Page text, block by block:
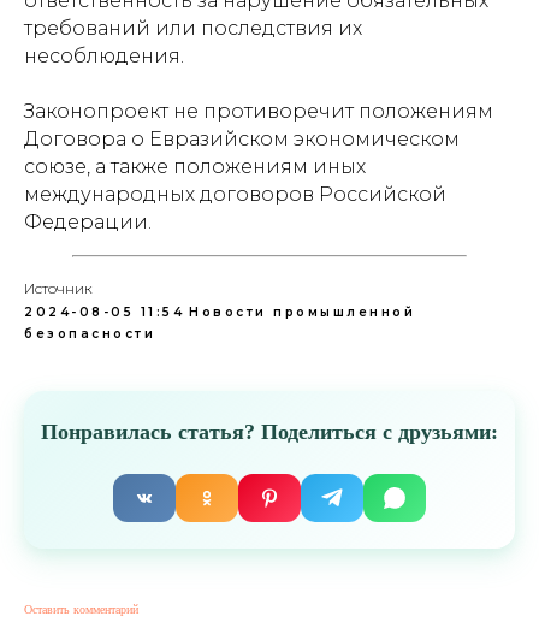
требований или последствия их
несоблюдения.
Законопроект не противоречит положениям
Договора о Евразийском экономическом
союзе, а также положениям иных
международных договоров Российской
Федерации.
Источник
2024-08-05 11:54 Новости промышленной
безопасности
Понравилась статья? Поделиться с друзьями:
Оставить комментарий